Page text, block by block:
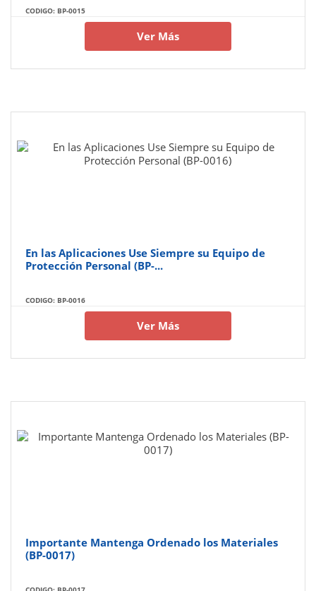
CODIGO: BP-0015
Ver Más
En las Aplicaciones Use Siempre su Equipo de
Protección Personal (BP-...
CODIGO: BP-0016
Ver Más
Importante Mantenga Ordenado los Materiales
(BP-0017)